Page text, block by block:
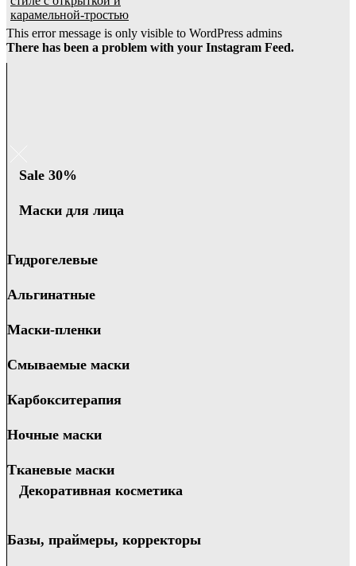
This error message is only visible to WordPress admins
There has been a problem with your Instagram Feed.
Sale 30%
Маски для лица
Гидрогелевые
Альгинатные
Маски-пленки
Смываемые маски
Карбокситерапия
Ночные маски
Тканевые маски
Декоративная косметика
Базы, праймеры, корректоры